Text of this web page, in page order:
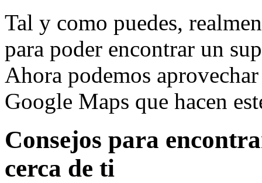
Tal y como puedes,
para poder encontrar un
Ahora podemos
Google Maps que hacen
Consejos para
cerca de ti